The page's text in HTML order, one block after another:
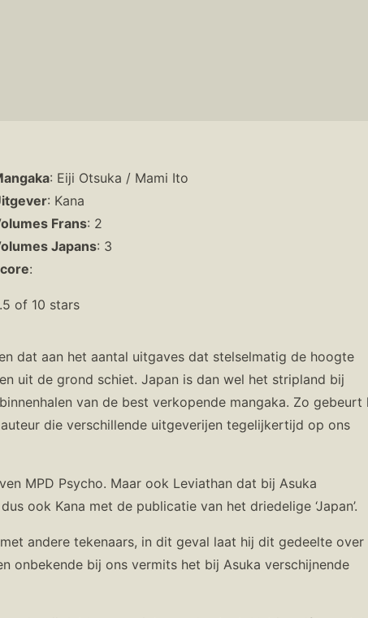
: Eiji Otsuka / Mami Ito
: Kana
Frans: 2
Japans: 3
:
of 10 stars
dat aan het aantal uitgaves dat stelselmatig de hoogte
uit de grond schiet. Japan is dan wel het stripland bij
van de best verkopende mangaka. Zo gebeurt
die verschillende uitgeverijen tegelijkertijd op ons
MPD Psycho. Maar ook Leviathan dat bij Asuka
ook Kana met de publicatie van het driedelige ‘Japan’.
andere tekenaars, in dit geval laat hij dit gedeelte over
onbekende bij ons vermits het bij Asuka verschijnende